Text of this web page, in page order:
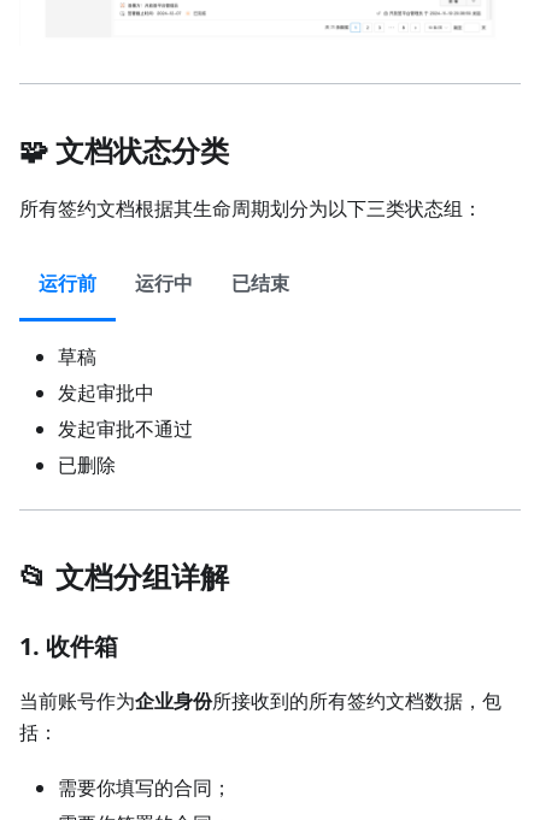
🧩 文档状态分类
所有签约文档根据其生命周期划分为以下三类状态组：
运行前 运行中 已结束
草稿
发起审批中
发起审批不通过
已删除
📂 文档分组详解
1. 收件箱
当前账号作为企业身份所接收到的所有签约文档数据，包
括：
需要你填写的合同；